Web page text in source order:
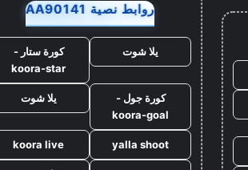
روابط نصية AA90141
يلا شوت
كورة ستار -
koora-star
كورة جول -
koora-goal
يلا شوت
yalla shoot
koora live